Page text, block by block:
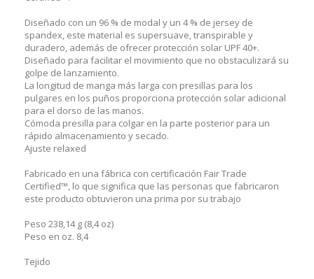
Diseñado con un 96 % de modal y un 4 % de jersey de
spandex, este material es supersuave, transpirable y
duradero, además de ofrecer protección solar UPF 40+.
Diseñado para facilitar el movimiento que no obstaculizará su
golpe de lanzamiento.
La longitud de manga más larga con presillas para los
pulgares en los puños proporciona protección solar adicional
para el dorso de las manos.
Cómoda presilla para colgar en la parte posterior para un
rápido almacenamiento y secado.
Ajuste relaxed
Fabricado en una fábrica con certificación Fair Trade
Certified™, lo que significa que las personas que fabricaron
este producto obtuvieron una prima por su trabajo
Peso 238,14 g (8,4 oz)
Peso en oz. 8,4
Tejido